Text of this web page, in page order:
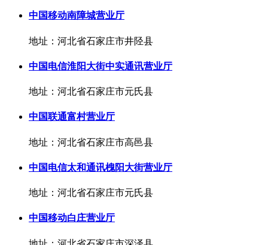
中国移动南障城营业厅
地址：河北省石家庄市井陉县
中国电信淮阳大街中实通讯营业厅
地址：河北省石家庄市元氏县
中国联通富村营业厅
地址：河北省石家庄市高邑县
中国电信太和通讯槐阳大街营业厅
地址：河北省石家庄市元氏县
中国移动白庄营业厅